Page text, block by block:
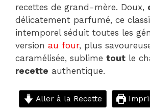
recettes de grand-mère. Doux,
délicatement parfumé, ce
intemporel séduit toutes les
version au four, plus
caramélisée, sublime tout le
recette authentique.
Aller à la Recette